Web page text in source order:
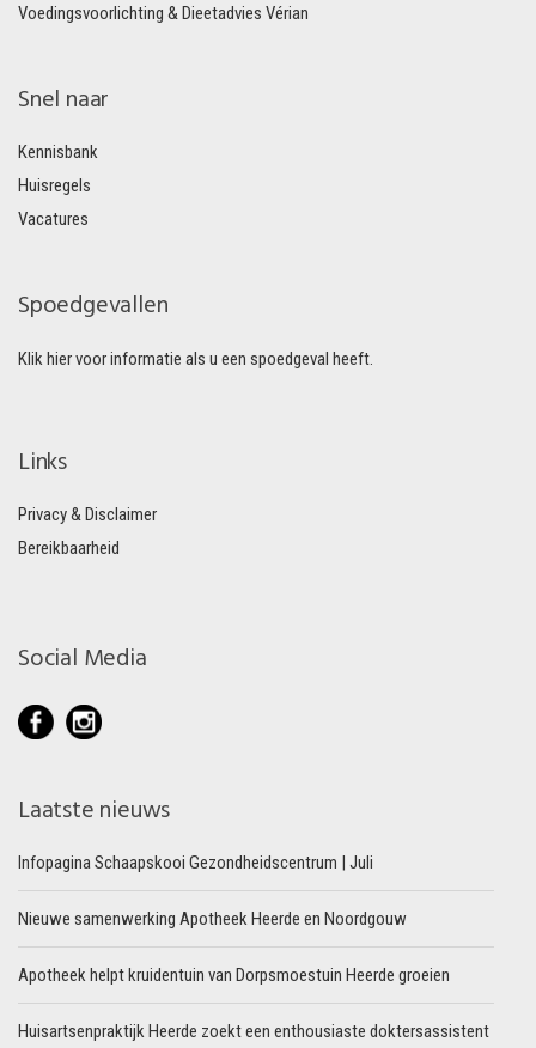
Voedingsvoorlichting & Dieetadvies Vérian
Snel naar
Kennisbank
Huisregels
Vacatures
Spoedgevallen
Klik hier voor informatie als u een spoedgeval heeft.
Links
Privacy & Disclaimer
Bereikbaarheid
Social Media
Laatste nieuws
Infopagina Schaapskooi Gezondheidscentrum | Juli
Nieuwe samenwerking Apotheek Heerde en Noordgouw
Apotheek helpt kruidentuin van Dorpsmoestuin Heerde groeien
Huisartsenpraktijk Heerde zoekt een enthousiaste doktersassistent